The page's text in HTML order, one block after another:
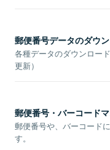
郵便番号データのダウ
各種データのダウンロー
更新）
郵便番号・バーコード
郵便番号や、バーコード
す。